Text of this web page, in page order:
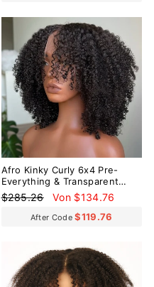
Afro Kinky Curly 6x4 Pre-
Everything & Transparent
Lace Wear Go Glueless
Perücke
Normaler
$285.26 Sonderpreis
Von $134.76
After Code$119.76